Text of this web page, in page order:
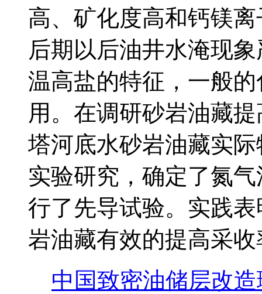
高、矿化度高和钙镁
后期以后油井水淹现
温高盐的特征，一般
用。在调研砂岩油藏
塔河底水砂岩油藏实
实验研究，确定了氮
行了先导试验。实践
岩油藏有效的提高采
中国致密油储层改